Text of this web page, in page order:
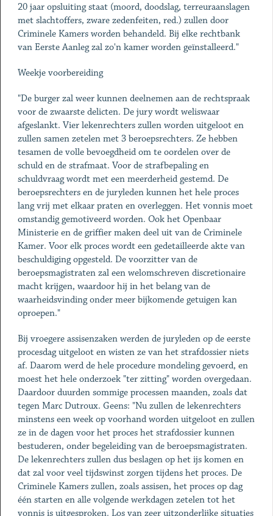
20 jaar opsluiting staat (moord, doodslag, terreuraanslagen
met slachtoffers, zware zedenfeiten, red.) zullen door
Criminele Kamers worden behandeld. Bij elke rechtbank
van Eerste Aanleg zal zo'n kamer worden geïnstalleerd."
Weekje voorbereiding
"De burger zal weer kunnen deelnemen aan de rechtspraak
voor de zwaarste delicten. De jury wordt weliswaar
afgeslankt. Vier lekenrechters zullen worden uitgeloot en
zullen samen zetelen met 3 beroepsrechters. Ze hebben
tesamen de volle bevoegdheid om te oordelen over de
schuld en de strafmaat. Voor de strafbepaling en
schuldvraag wordt met een meerderheid gestemd. De
beroepsrechters en de juryleden kunnen het hele proces
lang vrij met elkaar praten en overleggen. Het vonnis moet
omstandig gemotiveerd worden. Ook het Openbaar
Ministerie en de griffier maken deel uit van de Criminele
Kamer. Voor elk proces wordt een gedetailleerde akte van
beschuldiging opgesteld. De voorzitter van de
beroepsmagistraten zal een welomschreven discretionaire
macht krijgen, waardoor hij in het belang van de
waarheidsvinding onder meer bijkomende getuigen kan
oproepen."
Bij vroegere assisenzaken werden de juryleden op de eerste
procesdag uitgeloot en wisten ze van het strafdossier niets
af. Daarom werd de hele procedure mondeling gevoerd, en
moest het hele onderzoek "ter zitting" worden overgedaan.
Daardoor duurden sommige processen maanden, zoals dat
tegen Marc Dutroux. Geens: "Nu zullen de lekenrechters
minstens een week op voorhand worden uitgeloot en zullen
ze in de dagen voor het proces het strafdossier kunnen
bestuderen, onder begeleiding van de beroepsmagistraten.
De lekenrechters zullen dus beslagen op het ijs komen en
dat zal voor veel tijdswinst zorgen tijdens het proces. De
Criminele Kamers zullen, zoals assisen, het proces op dag
één starten en alle volgende werkdagen zetelen tot het
vonnis is uitgesproken. Los van zeer uitzonderlijke situaties